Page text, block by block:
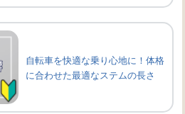
自転車を快適な乗り心地に！体格
に合わせた最適なステムの長さ